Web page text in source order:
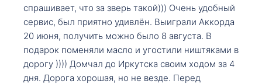
спрашивает, что за зверь такой))) Очень удобный
сервис, был приятно удивлён. Выиграли Аккорда
20 июня, получить можно было 8 августа. В
подарок поменяли масло и угостили ништяками в
дорогу )))) Домчал до Иркутска своим ходом за 4
дня. Дорога хорошая, но не везде. Перед